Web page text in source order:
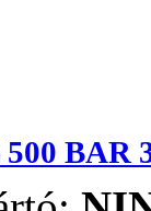
BAR